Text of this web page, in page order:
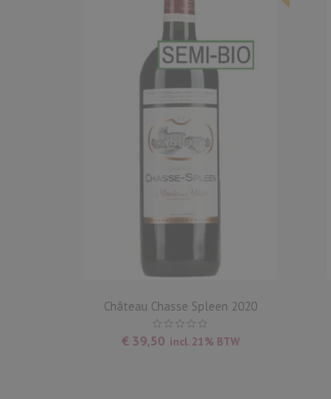
Château Chasse Spleen 2020
€ 39,50 incl. 21% BTW